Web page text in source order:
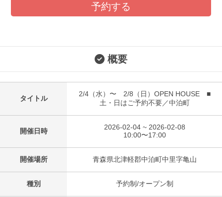
予約する
概要
タイトル
2/4（水）〜 2/8（日）OPEN HOUSE ■
土・日はご予約不要／中泊町
開催日時
2026-02-04 ~ 2026-02-08
10:00〜17:00
開催場所 青森県北津軽郡中泊町中里字亀山
種別 予約制/オープン制